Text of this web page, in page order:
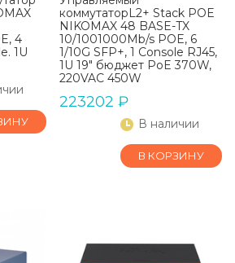
4
1U
коммутаторL2+ Stack POE
NIKOMAX 48 BASE-TX
10/1001000Mb/s POE, 6
1/10G SFP+, 1 Console RJ45,
1U 19" бюджет PoE 370W,
220VAC 450W
223202 ₽
В наличии
В КОРЗИНУ